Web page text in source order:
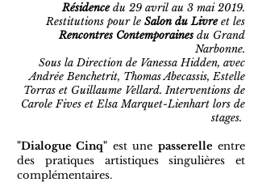
Résidencedu 29 avril au 3 mai 2019.
Restitutions pour le Salon du Livreet les
Rencontres Contemporaines du Grand
Narbonne.
Sous la Direction de Vanessa Hidden, avec
Andrée Benchetrit, Thomas Abecassis, Estelle
Torras et Guillaume Vellard.Interventions de
Carole Fives et Elsa Marquet-Lienhart lors de
stages.
"Dialogue Cinq" est une passerelle entre
des pratiques artistiques singulières et
complémentaires.